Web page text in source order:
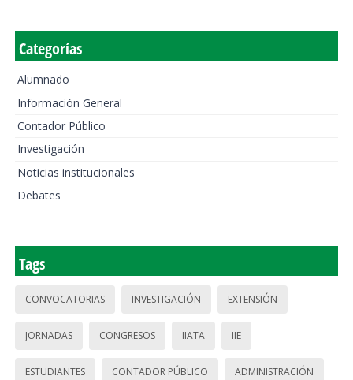
Categorías
Alumnado
Información General
Contador Público
Investigación
Noticias institucionales
Debates
Tags
CONVOCATORIAS INVESTIGACIÓN EXTENSIÓN
JORNADAS CONGRESOS IIATA IIE
ESTUDIANTES CONTADOR PÚBLICO ADMINISTRACIÓN